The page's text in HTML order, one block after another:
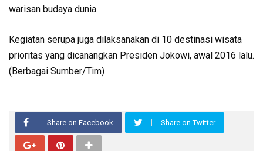
warisan budaya dunia.
Kegiatan serupa juga dilaksanakan di 10 destinasi wisata
prioritas yang dicanangkan Presiden Jokowi, awal 2016 lalu.
(Berbagai Sumber/Tim)
Share on Facebook Share on Twitter